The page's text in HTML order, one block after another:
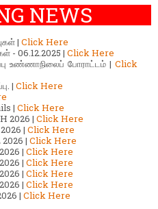
NEWS
| Click Here
- 06.12.2025 | Click Here
உண்ணாநிலைப் போராட்டம் | Click
| Click Here
| Click Here
2026 | Click Here
| Click Here
| Click Here
| Click Here
| Click Here
| Click Here
| Click Here
| Click Here